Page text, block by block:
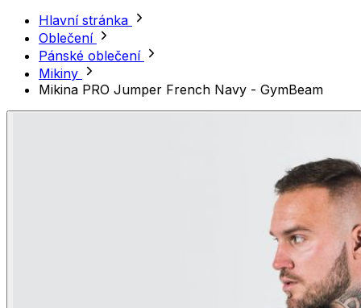
Hlavní stránka
Oblečení
Pánské oblečení
Mikiny
Mikina PRO Jumper French Navy - GymBeam